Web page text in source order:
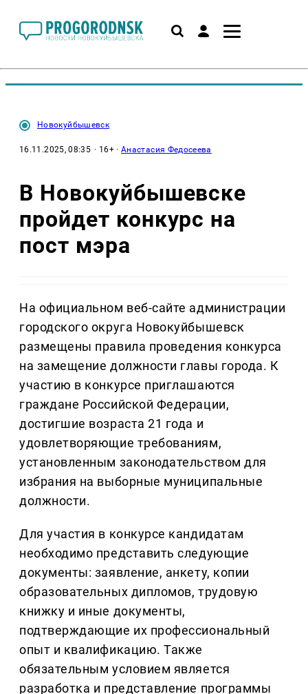
Новокуйбышевск
16.11.2025, 08:35 · 16+ ·Анастасия Федосеева
В Новокуйбышевске
пройдет конкурс на
пост мэра
На официальном веб-сайте администрации
городского округа Новокуйбышевск
размещены правила проведения конкурса
на замещение должности главы города. К
участию в конкурсе приглашаются
граждане Российской Федерации,
достигшие возраста 21 года и
удовлетворяющие требованиям,
установленным законодательством для
избрания на выборные муниципальные
должности.
Для участия в конкурсе кандидатам
необходимо представить следующие
документы: заявление, анкету, копии
образовательных дипломов, трудовую
книжку и иные документы,
подтверждающие их профессиональный
опыт и квалификацию. Также
обязательным условием является
разработка и представление программы